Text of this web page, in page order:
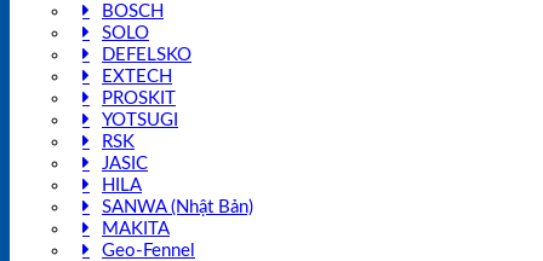
BOSCH
SOLO
DEFELSKO
EXTECH
PROSKIT
YOTSUGI
RSK
JASIC
HILA
SANWA (Nhật Bản)
MAKITA
Geo-Fennel